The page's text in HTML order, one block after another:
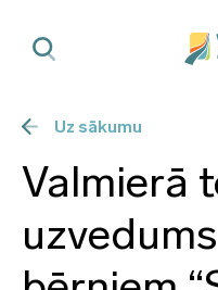
Uz sākumu
Valmierā